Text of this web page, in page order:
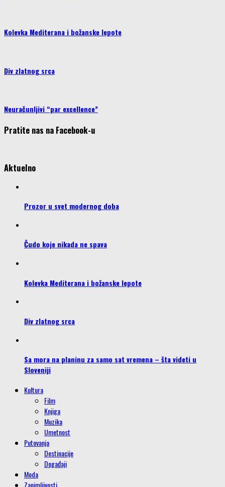
Kolevka Mediterana i božanske lepote
Div zlatnog srca
Neuračunljivi “par excellence”
Pratite nas na Facebook-u
Aktuelno
Prozor u svet modernog doba
Čudo koje nikada ne spava
Kolevka Mediterana i božanske lepote
Div zlatnog srca
Sa mora na planinu za samo sat vremena – šta videti u
Sloveniji
Kultura
Film
Knjiga
Muzika
Umetnost
Putovanja
Destinacije
Događaji
Moda
Zanimljivosti